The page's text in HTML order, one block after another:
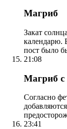
Магриб
Закат
календарю.
пост было
21:08
Магриб с
Согласно
23:41